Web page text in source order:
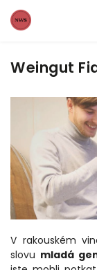
Weingut
V rakouském
slovu mladá